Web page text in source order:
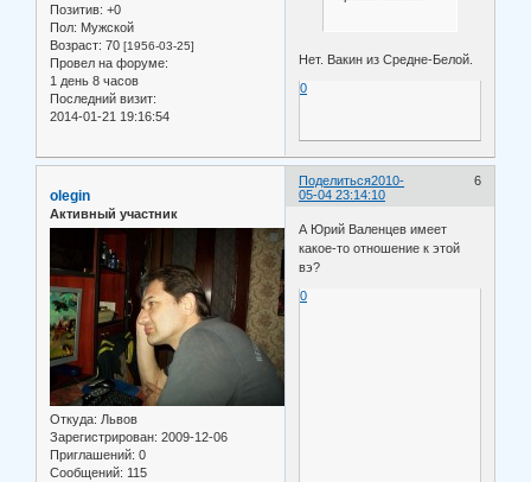
Позитив: +0
Пол: Мужской
Возраст: 70 [1956-03-25]
Провел на форуме:
1 день 8 часов
Последний визит:
2014-01-21 19:16:54
Нет. Вакин из Средне-Белой.
0
Поделиться 6
2010-
05-04 23:14:10
olegin
Активный участник
Откуда: Львов
Зарегистрирован: 2009-12-06
Приглашений: 0
Сообщений: 115
А Юрий Валенцев имеет
какое-то отношение к этой
вэ?
0